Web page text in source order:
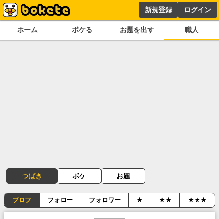
新規登録 ログイン
ホーム ボケる お題を出す 職人
つばき ボケ お題
プロフ フォロー フォロワー ★ ★★ ★★★